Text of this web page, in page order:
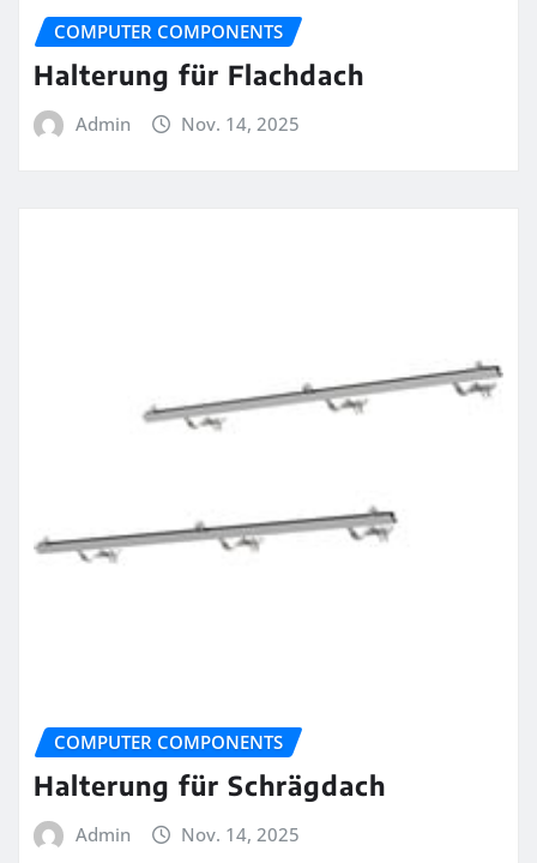
COMPUTER COMPONENTS
Halterung für Flachdach
Admin Nov. 14, 2025
COMPUTER COMPONENTS
Halterung für Schrägdach
Admin Nov. 14, 2025